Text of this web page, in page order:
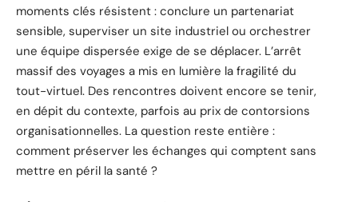
moments clés résistent : conclure un partenariat
sensible, superviser un site industriel ou orchestrer
une équipe dispersée exige de se déplacer. L’arrêt
massif des voyages a mis en lumière la fragilité du
tout-virtuel. Des rencontres doivent encore se tenir,
en dépit du contexte, parfois au prix de contorsions
organisationnelles. La question reste entière :
comment préserver les échanges qui comptent sans
mettre en péril la santé ?